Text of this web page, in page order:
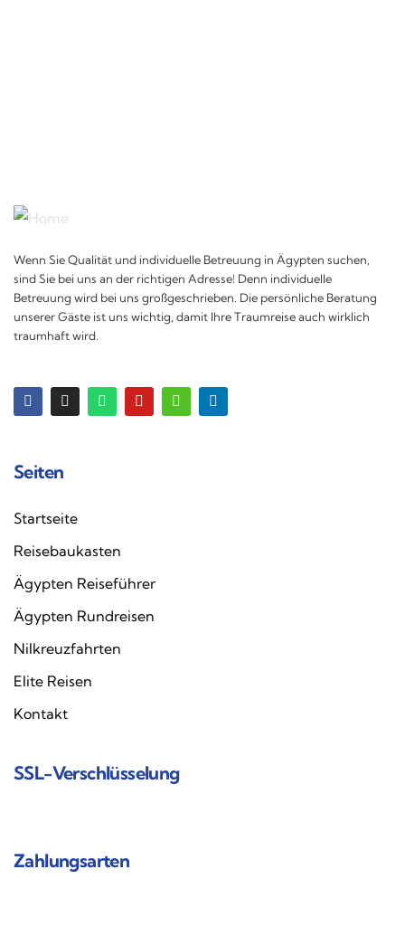
Wenn Sie Qualität und individuelle Betreuung in Ägypten suchen,
sind Sie bei uns an der richtigen Adresse! Denn individuelle
Betreuung wird bei uns großgeschrieben. Die persönliche Beratung
unserer Gäste ist uns wichtig, damit Ihre Traumreise auch wirklich
traumhaft wird.
Seiten
Startseite
Reisebaukasten
Ägypten Reiseführer
Ägypten Rundreisen
Nilkreuzfahrten
Elite Reisen
Kontakt
SSL-Verschlüsselung
Zahlungsarten